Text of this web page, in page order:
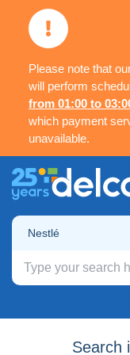
Please note that
will perform
from 01:00 to
which payment
unavailable.
Nestlé
Search